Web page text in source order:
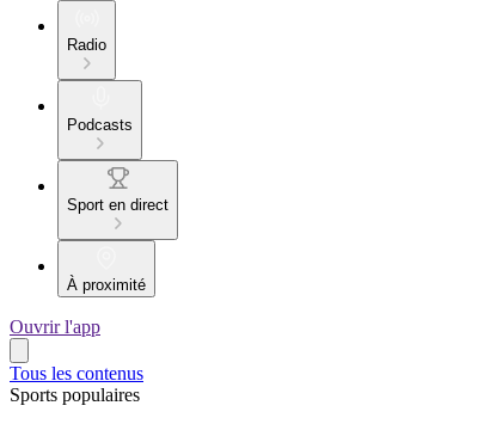
Radio
Podcasts
Sport en direct
À proximité
Ouvrir l'app
Tous les contenus
Sports populaires